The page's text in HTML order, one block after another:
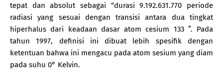
tepat dan absolut sebagai “durasi 9.192.631.770 periode
radiasi yang sesuai dengan transisi antara dua tingkat
hiperhalus dari keadaan dasar atom cesium 133 ”. Pada
tahun 1997, definisi ini dibuat lebih spesifik dengan
ketentuan bahwa ini mengacu pada atom sesium yang diam
pada suhu 0° Kelvin.